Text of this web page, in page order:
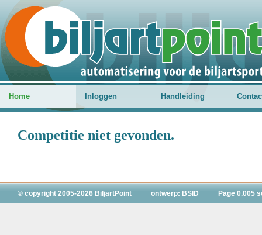
Home Inloggen Handleiding
Competitie niet gevonden.
© copyright 2005-2026 BiljartPoint ontwerp: BSID Page 0.005